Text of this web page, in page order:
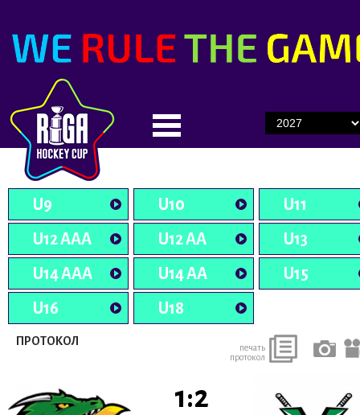
U9 U10
U11
U12 AAA
U12 AA
U13
U14 AAA
U14 AA
U15
U16
U18
ПРОТОКОЛ
печать
протокол
1:2